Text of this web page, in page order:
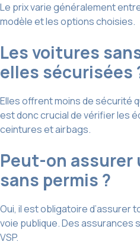
Le prix varie généralement
modèle et les options choisies.
Les voitures
elles sécurisées
Elles offrent moins de sécurité
est donc crucial de vérifier les
ceintures et airbags.
Peut-on assurer
sans permis ?
Oui, il est obligatoire d’assurer
voie publique. Des
VSP.